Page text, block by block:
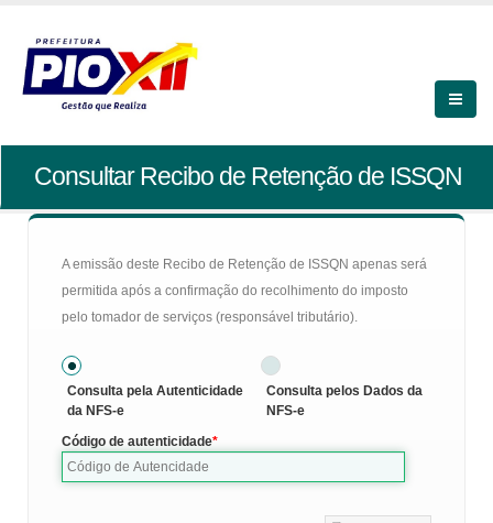
Consultar Recibo de Retenção de ISSQN
A emissão deste Recibo de Retenção de ISSQN apenas será
permitida após a confirmação do recolhimento do imposto
pelo tomador de serviços (responsável tributário).
Consulta pela Autenticidade
da NFS-e
Consulta pelos Dados da
NFS-e
Código de autenticidade